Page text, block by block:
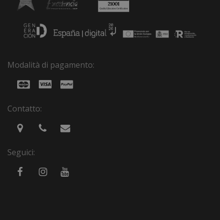
Modalità di pagamento:
Contatto:
Seguici: